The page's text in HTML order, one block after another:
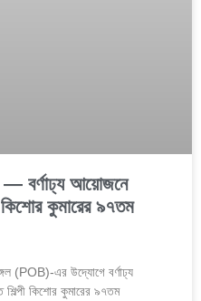
— বর্ণাঢ্য আয়োজনে
কিশোর কুমারের ৯৭তম
(POB)-এর উদ্যোগে বর্ণাঢ্য
শিল্পী কিশোর কুমারের ৯৭তম